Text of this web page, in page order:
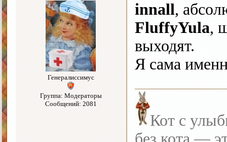
Генералиссимус
Группа: Модераторы
Сообщений: 2081
innall,
FluffyYula,
выходят.
Я сама
Кот с